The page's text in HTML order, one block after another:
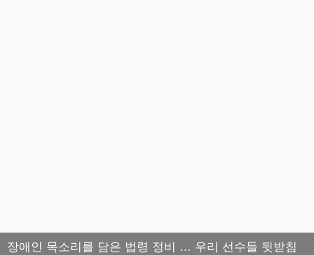
장애인 목소리를 담은 법령 정비 … 우리 선수들 뒷받침